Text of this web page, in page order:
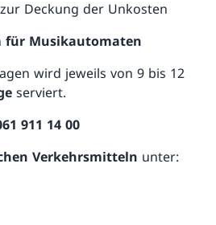
Deckung der Unkosten
für Musikautomaten
wird jeweils von 9 bis 12
serviert.
911 14 00
Verkehrsmitteln unter: